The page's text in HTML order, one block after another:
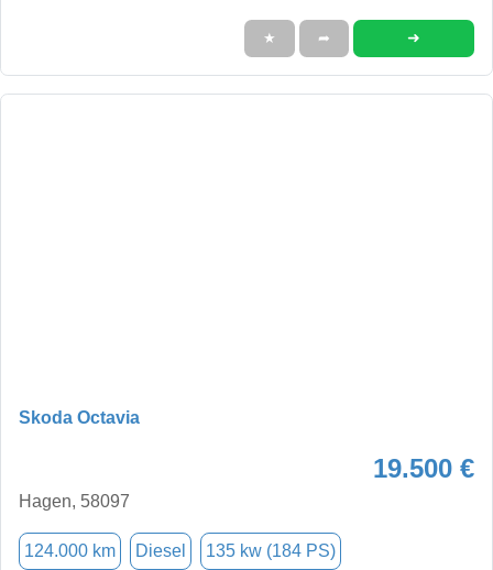
★ ➦ ➜
Skoda Octavia
19.500 €
Hagen, 58097
124.000 km Diesel 135 kw (184 PS)